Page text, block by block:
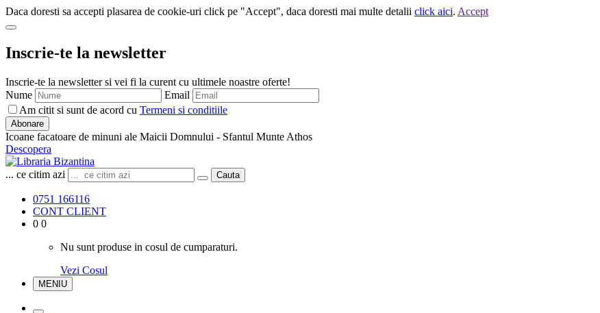
Daca doresti sa accepti plasarea de cookie-uri click pe "Accept", daca doresti mai multe detalii click aici. Accept
Inscrie-te la newsletter
Inscrie-te la newsletter si vei fi la curent cu ultimele noastre oferte!
Nume
Email
Am citit si sunt de acord cu Termeni si conditiile
Abonare
Icoane facatoare de minuni ale Maicii Domnului - Sfantul Munte Athos
Descopera
... ce citim azi Cauta
0751 166116
CONT CLIENT
0 0
Nu sunt produse in cosul de cumparaturi.
Vezi Cosul
MENIU